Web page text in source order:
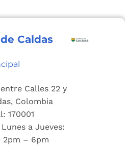
Caldas
Calles 22 y
Colombia
170001
a Jueves:
2pm – 6pm